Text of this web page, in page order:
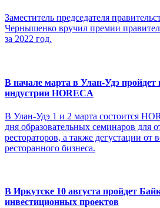
Заместитель председателя
Чернышенко вручил премии
за 2022 год.
В начале марта в Улан-Удэ
индустрии HORECA
В Улан-Удэ 1 и 2 марта состоится
дня образовательных семинаров для
рестораторов, а также дегустации от
ресторанного бизнеса.
В Иркутске 10 августа пройдет
инвестиционных проектов